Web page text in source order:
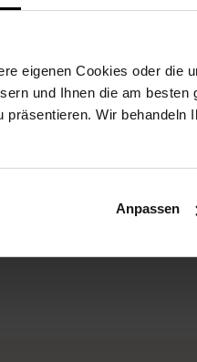
eigenen Cookies oder die
und Ihnen die am
präsentieren. Wir
Anpassen